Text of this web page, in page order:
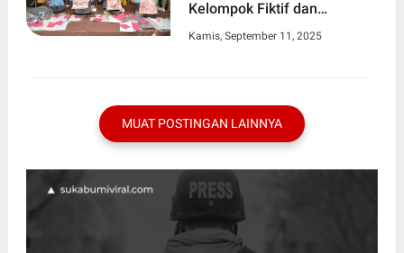
Kelompok Fiktif dan
Kamis, September 11, 2025
MUAT POSTINGAN LAINNYA